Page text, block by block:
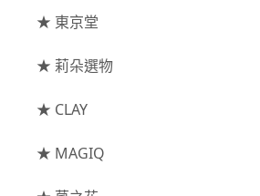
- 迷你玫瑰
- 庭園玫瑰
- 其他玫瑰
原色
枝條
果實
捧花架⧸吊架
藤圈⧸注連繩
提籃
資材
★ 東京堂
★ 莉朵選物
★ CLAY
★ MAGIQ